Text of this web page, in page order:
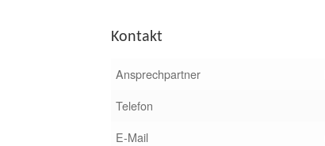
Kontakt
Ansprechpartner
Telefon
E-Mail